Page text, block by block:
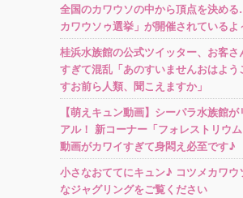
全国のカワウソの中から頂点を決め
カワウソゥ選挙」が開催されているよ
桂浜水族館の公式ツイッター、お客さ
すぎて混乱「あのすいませんおはよう
すお前ら人類、聞こえますか」
【萌えキュン動画】シーパラ水族館
アル！ 新コーナー「フォレストリウ
動画がカワイすぎて身悶え必至です♪
小さなおててにキュン♪ コツメカワウ
なジャグリングをご覧ください